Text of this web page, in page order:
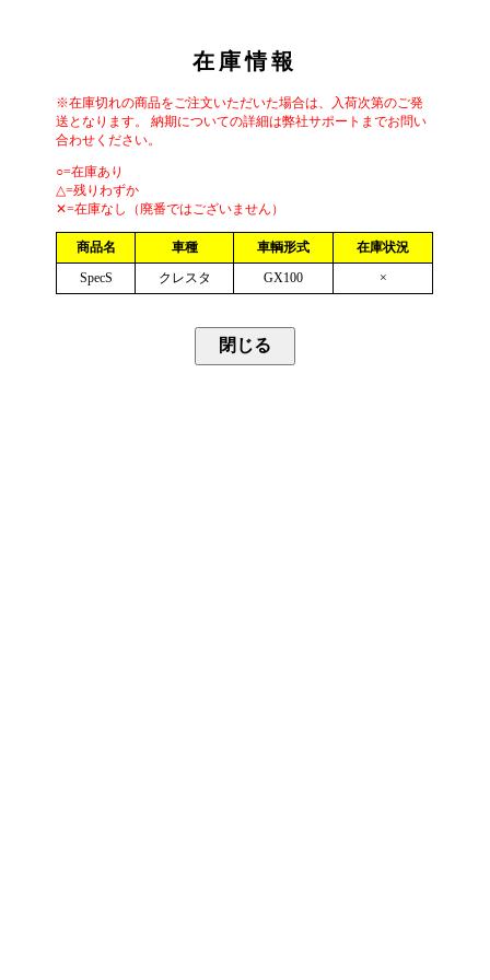
在庫情報
※在庫切れの商品をご注文いただいた場合は、入荷次第のご発
送となります。 納期についての詳細は弊社サポートまでお問い
合わせください。
○=在庫あり
△=残りわずか
✕=在庫なし（廃番ではございません）
商品名 車種 車輌形式
在庫状況
SpecS
クレスタ GX100 ×